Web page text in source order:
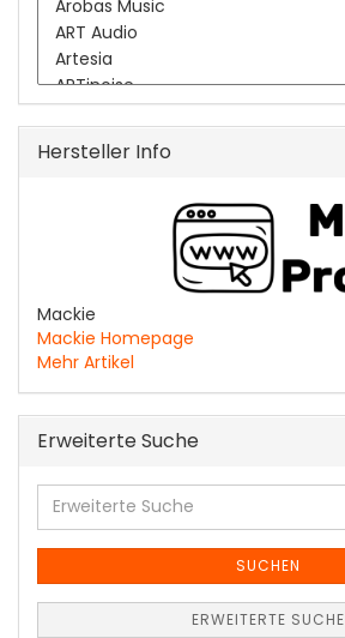
Hersteller Info
Mackie
Mackie Homepage
Mehr Artikel
Erweiterte Suche
Erweiterte
Suche
SUCHEN
ERWEITERTE SUCHE